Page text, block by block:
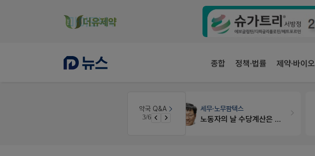
종합 정책·법률 제약·바이오
약국 Q&A
3/6 노동자의 날 수당계산은 어떻게 되나요
개국·경영휴베이스
Pm2000쓰는데..